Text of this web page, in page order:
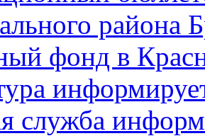
района
фонд в
служба